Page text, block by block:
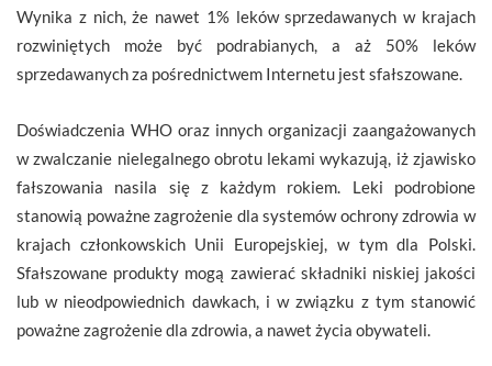
Wynika z nich, że nawet 1% leków sprzedawanych w krajach
rozwiniętych może być podrabianych, a aż 50% leków
sprzedawanych za pośrednictwem Internetu jest sfałszowane.
Doświadczenia WHO oraz innych organizacji zaangażowanych
w zwalczanie nielegalnego obrotu lekami wykazują, iż zjawisko
fałszowania nasila się z każdym rokiem. Leki podrobione
stanowią poważne zagrożenie dla systemów ochrony zdrowia w
krajach członkowskich Unii Europejskiej, w tym dla Polski.
Sfałszowane produkty mogą zawierać składniki niskiej jakości
lub w nieodpowiednich dawkach, i w związku z tym stanowić
poważne zagrożenie dla zdrowia, a nawet życia obywateli.